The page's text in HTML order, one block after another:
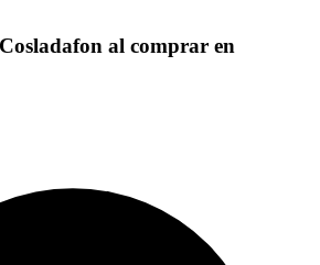
al comprar en